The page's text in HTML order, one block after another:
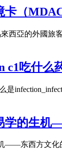
卡（
西亞的外國旅
c1吃什么
是
学的生
——东西方文化